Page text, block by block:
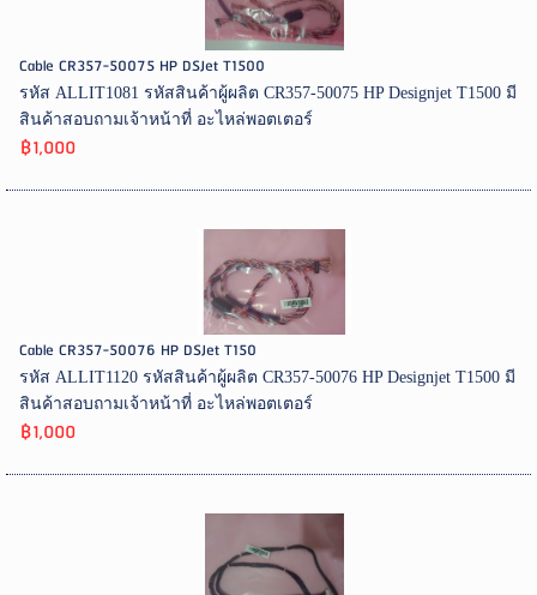
Cable CR357-50075 HP DSJet T1500
รหัส ALLIT1081 รหัสสินค้าผู้ผลิต CR357-50075 HP Designjet T1500 มี
สินค้าสอบถามเจ้าหน้าที่ อะไหล่พอตเตอร์
฿1,000
Cable CR357-50076 HP DSJet T150
รหัส ALLIT1120 รหัสสินค้าผู้ผลิต CR357-50076 HP Designjet T1500 มี
สินค้าสอบถามเจ้าหน้าที่ อะไหล่พอตเตอร์
฿1,000